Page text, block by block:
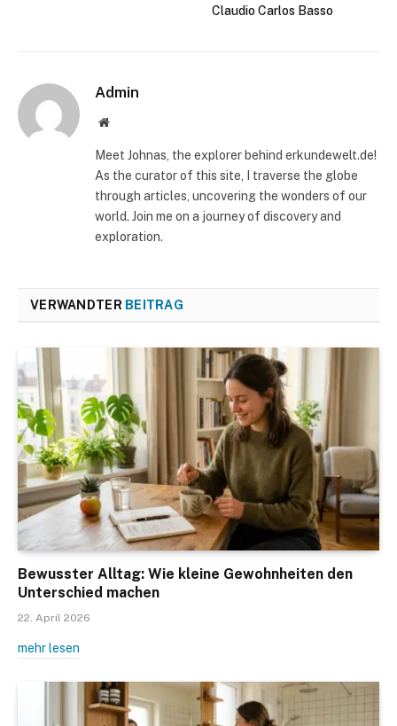
Claudio Carlos Basso
Admin
Website
Meet Johnas, the explorer behind erkundewelt.de!
As the curator of this site, I traverse the globe
through articles, uncovering the wonders of our
world. Join me on a journey of discovery and
exploration.
VERWANDTER BEITRAG
Bewusster Alltag: Wie kleine Gewohnheiten den
Unterschied machen
22. April 2026
mehr lesen